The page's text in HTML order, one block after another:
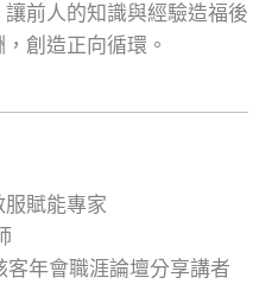
前人的知識與經驗造福後
創造正向循環。
服賦能專家
客年會職涯論壇分享講者